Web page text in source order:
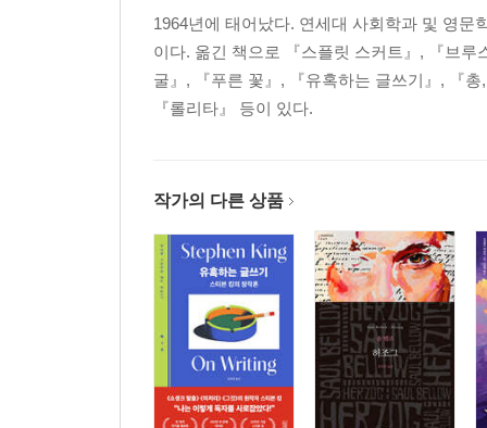
1964년에 태어났다. 연세대 사회학과 및 영
이다. 옮긴 책으로 『스플릿 스커트』, 『브
굴』, 『푸른 꽃』, 『유혹하는 글쓰기』, 『
『롤리타』 등이 있다.
작가의 다른 상품